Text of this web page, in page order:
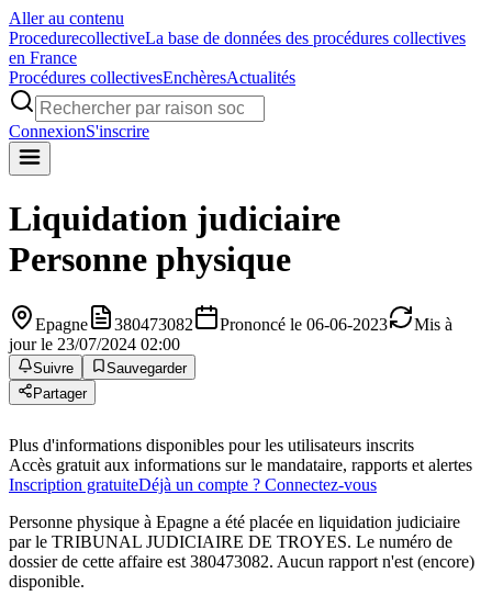
Aller au contenu
ProcedurecollectiveLa base de données des procédures collectives
en France
Procédures collectivesEnchèresActualités
ConnexionS'inscrire
Liquidation judiciaire
Personne physique
Epagne 380473082 Prononcé le 06-06-2023
Mis à
jour le 23/07/2024 02:00
Suivre
Sauvegarder
Partager
Plus d'informations disponibles pour les utilisateurs inscrits
Accès gratuit aux informations sur le mandataire, rapports et alertes
Inscription gratuiteDéjà un compte ? Connectez-vous
Personne physique à Epagne a été placée en liquidation judiciaire
par le TRIBUNAL JUDICIAIRE DE TROYES. Le numéro de
dossier de cette affaire est 380473082. Aucun rapport n'est (encore)
disponible.